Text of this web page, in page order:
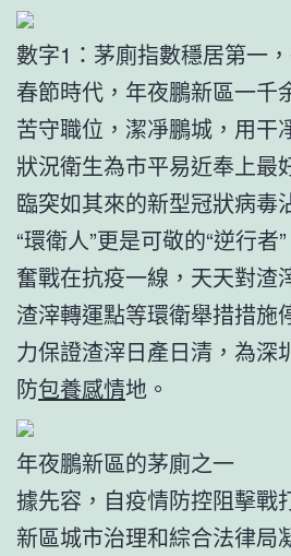
數字1：茅廁指數穩居第一
春節時代，年夜鵬新區一千
苦守職位，潔凈鵬城，用干
狀況衛生為市平易近奉上最
臨突如其來的新型冠狀病毒
“環衛人”更是可敬的“逆行者
奮戰在抗疫一線，天天對渣
渣滓轉運點等環衛舉措措施
力保證渣滓日產日清，為深
防包養感情地。
年夜鵬新區的茅廁之一
據先容，自疫情防控阻擊戰
新區城市治理和綜合法律局